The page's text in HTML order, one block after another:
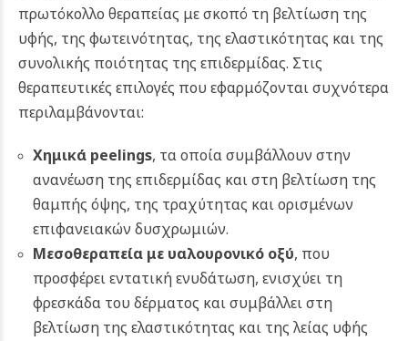
πρωτόκολλο θεραπείας με σκοπό τη βελτίωση της
υφής, της φωτεινότητας, της ελαστικότητας και της
συνολικής ποιότητας της επιδερμίδας. Στις
θεραπευτικές επιλογές που εφαρμόζονται συχνότερα
περιλαμβάνονται:
Χημικά peelings, τα οποία συμβάλλουν στην
ανανέωση της επιδερμίδας και στη βελτίωση της
θαμπής όψης, της τραχύτητας και ορισμένων
επιφανειακών δυσχρωμιών.
Μεσοθεραπεία με υαλουρονικό οξύ, που
προσφέρει εντατική ενυδάτωση, ενισχύει τη
φρεσκάδα του δέρματος και συμβάλλει στη
βελτίωση της ελαστικότητας και της λείας υφής